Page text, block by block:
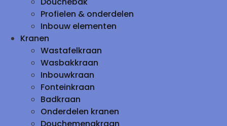
Profielen & onderdelen
Inbouw elementen
Kranen
Wastafelkraan
Wasbakkraan
Inbouwkraan
Fonteinkraan
Badkraan
Onderdelen kranen
Douchemengkraan